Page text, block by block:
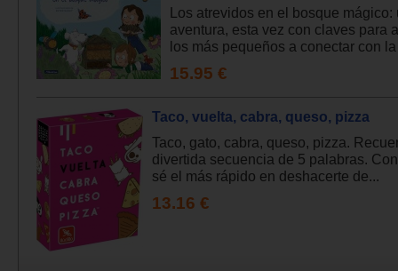
Los atrevidos en el bosque mágico:
aventura, esta vez con claves para
los más pequeños a conectar con
15.95 €
Taco, vuelta, cabra, queso, pizza
Taco, gato, cabra, queso, pizza.
divertida secuencia de 5 palabras.
sé el más rápido en deshacerte de...
13.16 €